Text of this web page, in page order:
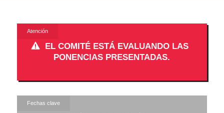
Atención
EL COMITÉ ESTÁ EVALUANDO LAS
PONENCIAS PRESENTADAS.
Fechas clave